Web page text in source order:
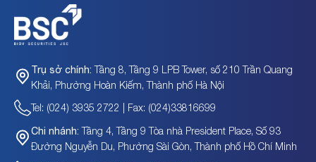
Trụ sở chính: Tầng 8, Tầng 9 LPB Tower, số 210 Trần Quang
Khải, Phường Hoàn Kiếm, Thành phố Hà Nội
Tel: (024) 3935 2722 | Fax: (024)33816699
Chi nhánh: Tầng 4, Tầng 9 Tòa nhà President Place, Số 93
Đường Nguyễn Du, Phường Sài Gòn, Thành phố Hồ Chí Minh